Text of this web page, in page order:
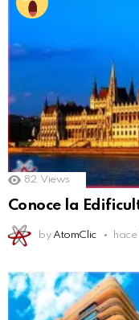
82 Views
Conoce la
by AtomClic